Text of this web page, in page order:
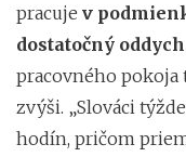
pracuje v
dostatočný
pracovného pokoja
zvýši. „Slováci
hodín, pričom